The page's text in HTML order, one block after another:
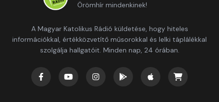
Örömhír mindenkinek!
A Magyar Katolikus Rádió küldetése, hogy hiteles
információkkal, értékközvetítő műsorokkal és lelki táplálékkal
szolgálja hallgatóit. Minden nap, 24 órában.